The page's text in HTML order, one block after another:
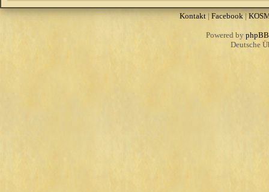
Kontakt| Facebook|
Powered by phpBB
Deutsche